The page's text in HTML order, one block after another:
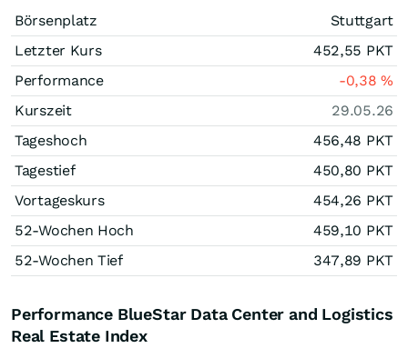
Börsenplatz
Stuttgart
Letzter Kurs
452,55 PKT
Performance
-0,38%
Kurszeit
29.05.26
Tageshoch
456,48 PKT
Tagestief
450,80 PKT
Vortageskurs
454,26 PKT
52-Wochen Hoch
459,10 PKT
52-Wochen Tief
347,89 PKT
Performance BlueStar Data Center and Logistics
Real Estate Index